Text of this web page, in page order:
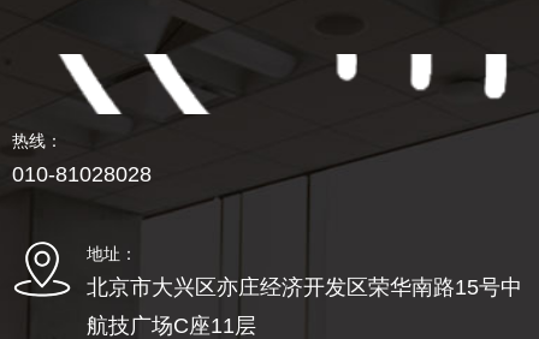
热线：
010-81028028
地址：
北京市大兴区亦庄经济开发区荣华南路15号中
航技广场C座11层